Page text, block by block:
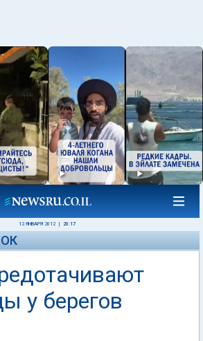
12 ЯНВАРЯ 2012 20:17
у берегов